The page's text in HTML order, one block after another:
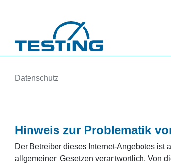
Datenschutz
Hinweis zur Problematik
Der Betreiber dieses Internet-Angebotes ist
allgemeinen Gesetzen verantwortlich. Von